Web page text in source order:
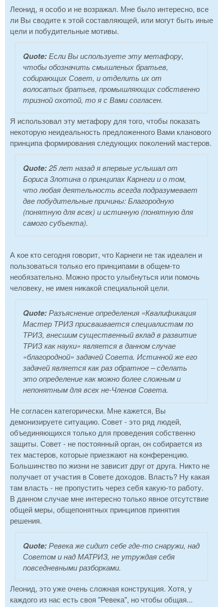
Леонид, я особо и не возражал. Мне было интересно, все
ли Вы сводите к этой составляющей, или могут быть иные
цели и побудительные мотивы.
Quote:Если Вы используете эту метафору,
чтобы обозначить смышленых братьев,
собирающих Совет, и отделить их от
волосатых братьев, промышляющих собственно
тризной охотой, то я с Вами согласен.
Я использовал эту метафору для того, чтобы показать
некоторую неидеальность предложенного Вами кланового
принципа формирования следующих поколений мастеров.
Quote:25 лет назад я впервые услышал от
Бориса Злотина о принципах Карнеги и о том,
что любая деятельность всегда подразумевает
две побудительные причины: Благородную
(понятную для всех) и истинную (понятную для
самого субъекта).
А кое кто сегодня говорит, что Карнеги не так идеален и
пользоваться только его принципами в общем-то
необязательно. Можно просто улыбнуться или помочь
человеку, не имея никакой специальной цели.
Quote:Разъяснение определения «Квалификация
Мастер ТРИЗ присваивается специалистам по
ТРИЗ, внесшим существенный вклад в развитие
ТРИЗ как науки» является в данном случае
«благородной» задачей Совета. Истинной же его
задачей является как раз обратное – сделать
это определение как можно более сложным и
непонятным для всех не-Членов Совета.
Не согласен категорически. Мне кажется, Вы
демонизируете ситуацию. Совет - это ряд людей,
объединяющихся только для проведения собственно
защиты. Совет - не постоянный орган, он собирается из
тех мастеров, которые приезжают на конференцию.
Большинство по жизни не зависит друг от друга. Никто не
получает от участия в Совете доходов. Власть? Ну какая
там власть - не пропустить через себя какую-то работу.
В данном случае мне интересно только явное отсутствие
общей меры, общепонятных принципов принятия
решения.
Quote:Ревека же сидит себе где-то снаружи, над
Советом и над МАТРИЗ, не утруждая себя
повседневными разборками.
Леонид, это уже очень сложная конструкция. Хотя, у
каждого из нас есть своя "Ревека", но чтобы общая...